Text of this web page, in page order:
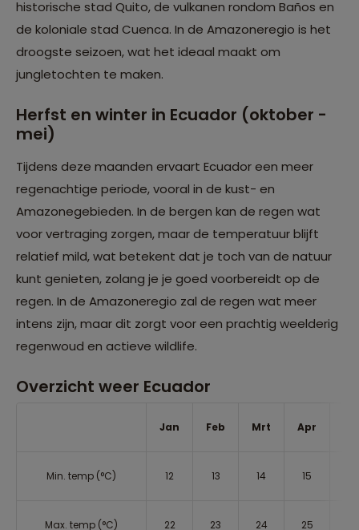
historische stad Quito, de vulkanen rondom Baños en
de koloniale stad Cuenca. In de Amazoneregio is het
droogste seizoen, wat het ideaal maakt om
jungletochten te maken.
Herfst en winter in Ecuador (oktober -
mei)
Tijdens deze maanden ervaart Ecuador een meer
regenachtige periode, vooral in de kust- en
Amazonegebieden. In de bergen kan de regen wat
voor vertraging zorgen, maar de temperatuur blijft
relatief mild, wat betekent dat je toch van de natuur
kunt genieten, zolang je je goed voorbereidt op de
regen. In de Amazoneregio zal de regen wat meer
intens zijn, maar dit zorgt voor een prachtig weelderig
regenwoud en actieve wildlife.
Overzicht weer Ecuador
Jan Feb Mrt Apr
Min. temp (°C) 12 13 14 15
Max. temp (°C) 22 23 24 25